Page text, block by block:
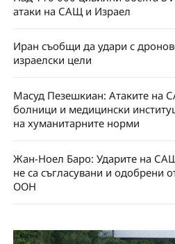
атаки на САЩ и Израел
Иран съобщи да удари с
израелски цели
Масуд Пезешкиан: Атаките на
болници и медицински
на хуманитарните норми
Жан-Ноел Баро: Ударите на
не са съгласувани и одобрени
ООН